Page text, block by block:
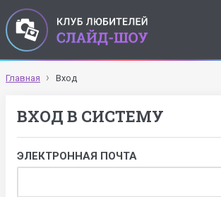
Главная Вход
ВХОД В СИСТЕМУ
ЭЛЕКТРОННАЯ ПОЧТА